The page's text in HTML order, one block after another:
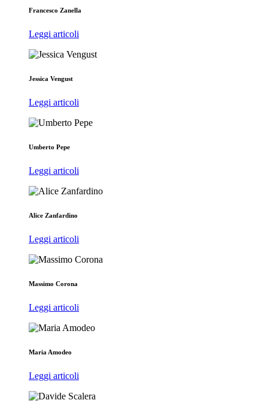
Francesco Zanella
Leggi articoli
Jessica Vengust
Leggi articoli
Umberto Pepe
Leggi articoli
Alice Zanfardino
Leggi articoli
Massimo Corona
Leggi articoli
Maria Amodeo
Leggi articoli